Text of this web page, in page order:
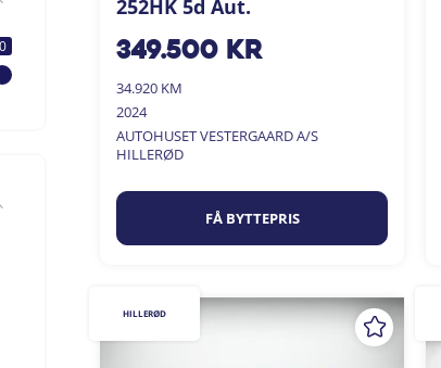
252HK 5d Aut.
349.500kr
34.920 KM
2024
AUTOHUSET VESTERGAARD A/S
HILLERØD
FÅ BYTTEPRIS
HILLERØD